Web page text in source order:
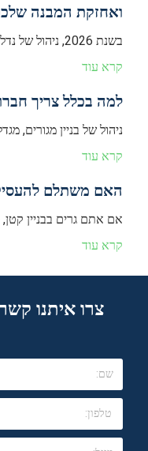
ואחזקת המבנה
בשנת 2026, ניהול של נדל"ן בישראל כבר אינו משימה
קרא עוד
למה בכלל צריך
ניהול של בניין מגורים,
קרא עוד
האם משתלם להעסיק
אם אתם גרים בבניין
קרא עוד
צרו איתנו